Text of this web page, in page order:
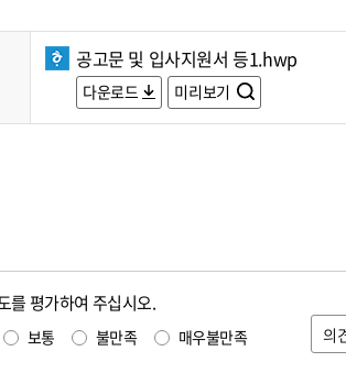
공고문 및 입사지원서 등1.hwp
다운로드 미리보기
를 평가하여 주십시오.
보통 불만족 매우불만족